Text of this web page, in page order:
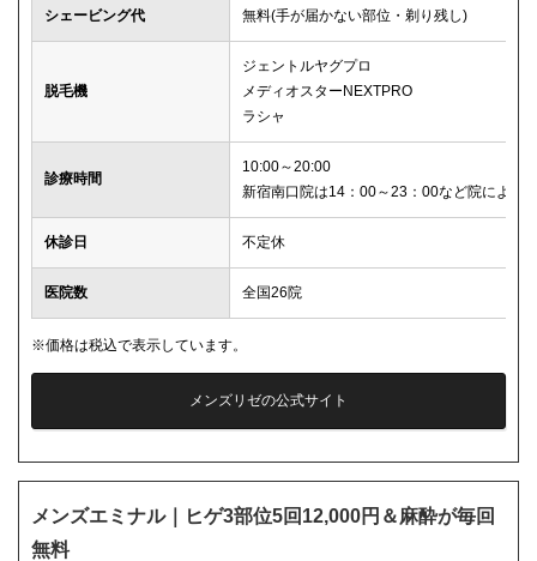
シェービング代 無料(手が届かない部位・剃り残し)
脱毛機
ジェントルヤグプロ
メディオスターNEXTPRO
ラシャ
診療時間
10:00～20:00
新宿南口院は14：00～23：00など院により
休診日 不定休
医院数 全国26院
※価格は税込で表示しています。
メンズリゼの公式サイト
メンズエミナル｜ヒゲ3部位5回12,000円＆麻酔が毎回
無料